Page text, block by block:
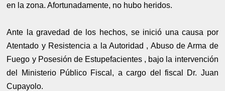
en la zona. Afortunadamente, no hubo heridos.
Ante la gravedad de los hechos, se inició una causa por
Atentado y Resistencia a la Autoridad , Abuso de Arma de
Fuego y Posesión de Estupefacientes , bajo la intervención
del Ministerio Público Fiscal, a cargo del fiscal Dr. Juan
Cupayolo.